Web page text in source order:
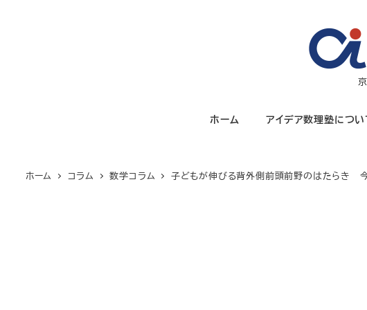
ホーム アイデア数理塾につい
ホーム コラム 数学コラム 子どもが伸びる背外側前頭前野のはたらき